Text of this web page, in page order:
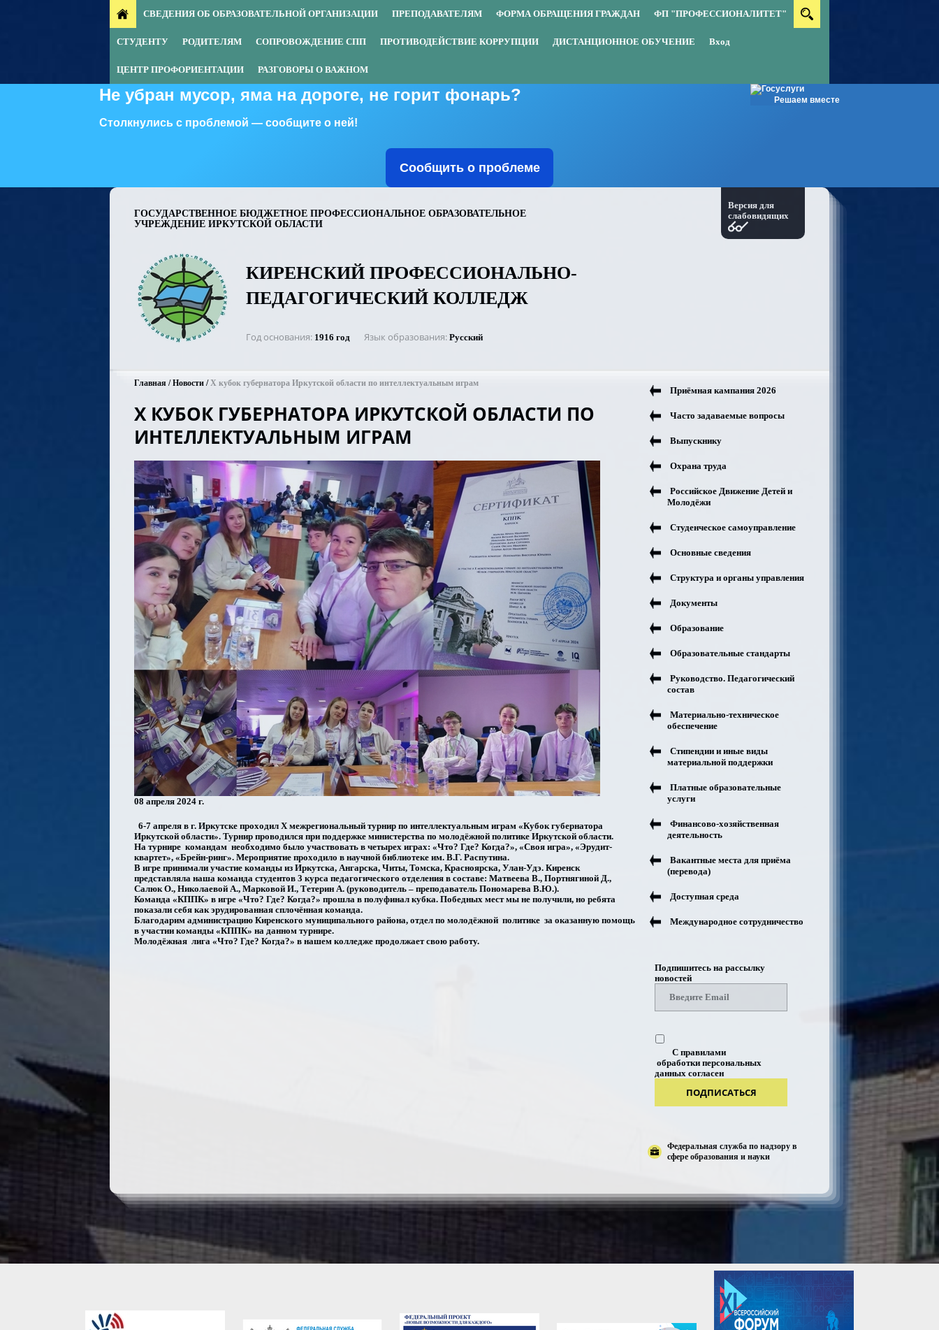
Решаем вместе
Не убран мусор, яма на дороге, не горит фонарь?
Столкнулись с проблемой — сообщите о ней!
Сообщить о проблеме
СВЕДЕНИЯ ОБ ОБРАЗОВАТЕЛЬНОЙ ОРГАНИЗАЦИИ ПРЕПОДАВАТЕЛЯМ ФОРМА ОБРАЩЕНИЯ ГРАЖДАН ФП "ПРОФЕССИОНАЛИТЕТ"
СТУДЕНТУ РОДИТЕЛЯМ СОПРОВОЖДЕНИЕ СПП ПРОТИВОДЕЙСТВИЕ КОРРУПЦИИ ДИСТАНЦИОННОЕ ОБУЧЕНИЕ
ЦЕНТР ПРОФОРИЕНТАЦИИ РАЗГОВОРЫ О ВАЖНОМ
Вход
ГОСУДАРСТВЕННОЕ БЮДЖЕТНОЕ ПРОФЕССИОНАЛЬНОЕ ОБРАЗОВАТЕЛЬНОЕ
УЧРЕЖДЕНИЕ ИРКУТСКОЙ ОБЛАСТИ
КИРЕНСКИЙ ПРОФЕССИОНАЛЬНО-
ПЕДАГОГИЧЕСКИЙ КОЛЛЕДЖ
Год основания 1916 год Язык образования Русский
Версия для
слабовидящих
Главная Новости Х кубок губернатора Иркутской области по интеллектуальным играм
Х КУБОК ГУБЕРНАТОРА ИРКУТСКОЙ ОБЛАСТИ ПО
ИНТЕЛЛЕКТУАЛЬНЫМ ИГРАМ
08 апреля 2024 г.
6-7 апреля в г. Иркутске проходил X межрегиональный турнир по интеллектуальным играм «Кубок губернатора
Иркутской области». Турнир проводился при поддержке министерства по молодёжной политике Иркутской области.
На турнире командам необходимо было участвовать в четырех играх: «Что? Где? Когда?», «Своя игра», «Эрудит-
квартет», «Брейн-ринг». Мероприятие проходило в научной библиотеке им. В.Г. Распутина.
В игре принимали участие команды из Иркутска, Ангарска, Читы, Томска, Красноярска, Улан-Удэ. Киренск
представляла наша команда студентов 3 курса педагогического отделения в составе: Матвеева В., Портнягиной Д.,
Салюк О., Николаевой А., Марковой И., Тетерин А. (руководитель – преподаватель Пономарева В.Ю.).
Команда «КППК» в игре «Что? Где? Когда?» прошла в полуфинал кубка. Победных мест мы не получили, но ребята
показали себя как эрудированная сплочённая команда.
Благодарим администрацию Киренского муниципального района, отдел по молодёжной политике за оказанную помощь
в участии команды «КППК» на данном турнире.
Молодёжная лига «Что? Где? Когда?» в нашем колледже продолжает свою работу.
Приёмная кампания 2026
Часто задаваемые вопросы
Выпускнику
Охрана труда
Российское Движение Детей и
Молодёжи
Студенческое самоуправление
Основные сведения
Структура и органы управления
Документы
Образование
Образовательные стандарты
Руководство. Педагогический
состав
Материально-техническое
обеспечение
Стипендии и иные виды
материальной поддержки
Платные образовательные
услуги
Финансово-хозяйственная
деятельность
Вакантные места для приёма
(перевода)
Доступная среда
Международное сотрудничество
Подпишитесь на рассылку
новостей
С правилами
обработки персональных
данных согласен
ПОДПИСАТЬСЯ
Федеральная служба по надзору в
сфере образования и науки